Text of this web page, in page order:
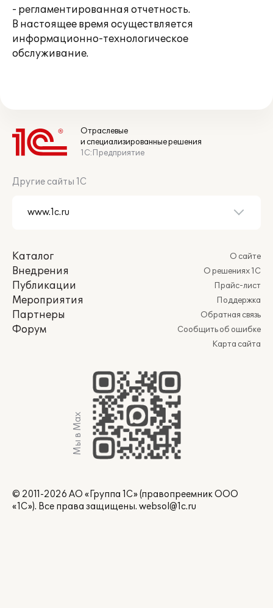
- регламентированная отчетность.
В настоящее время осуществляется
информационно-технологическое
обслуживание.
Отраслевые
и специализированные решения
1С:Предприятие
Другие сайты 1С
Каталог
Внедрения
Публикации
Мероприятия
Партнеры
Форум
О сайте
О решениях 1С
Прайс-лист
Поддержка
Обратная связь
Сообщить об ошибке
Карта сайта
Мы в Max
© 2011-2026 АО «Группа 1С» (правопреемник ООО
«1С»). Все права защищены. websol@1c.ru